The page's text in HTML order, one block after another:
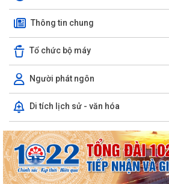
Thông tin chung
Tổ chức bộ máy
Người phát ngôn
Di tích lịch sử - văn hóa